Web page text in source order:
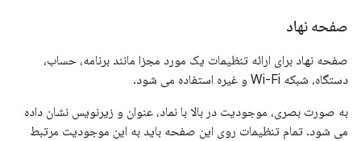
صفحه نهاد
صفحه نهاد برای ارائه تنظیمات یک مورد مجزا مانند برنامه، حساب،
دستگاه، شبکه Wi-Fi و غیره استفاده می شود.
به صورت بصری، موجودیت در بالا با نماد، عنوان و زیرنویس نشان داده
می شود. تمام تنظیمات روی این صفحه باید به این موجودیت مرتبط